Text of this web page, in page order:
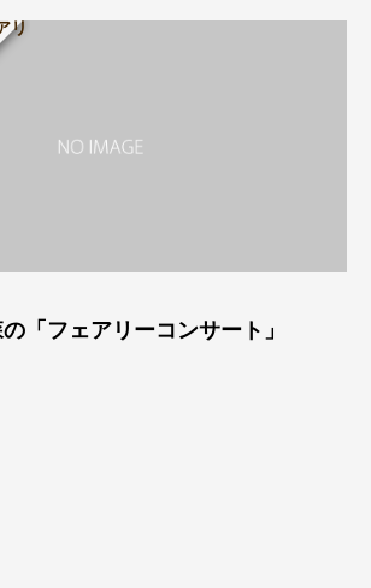
リ
「フェアリーコンサート」